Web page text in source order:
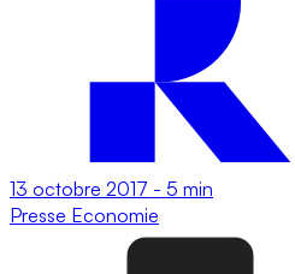
13 octobre 2017 - 5 min
Presse Economie